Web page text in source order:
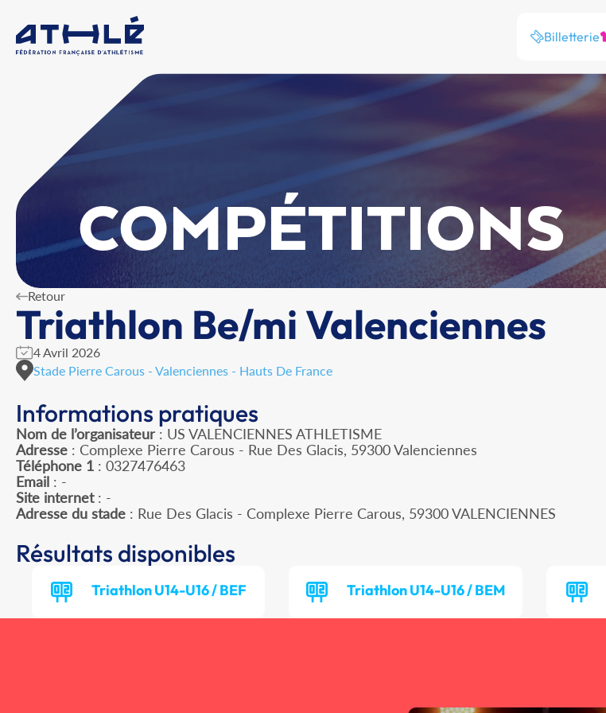
Billetterie
COMPÉTITIONS
Retour
Triathlon Be/mi Valenciennes
4 Avril 2026
Stade Pierre Carous - Valenciennes - Hauts De France
Informations pratiques
Nom de l’organisateur : US VALENCIENNES ATHLETISME
Adresse : Complexe Pierre Carous - Rue Des Glacis, 59300 Valenciennes
Téléphone 1 : 0327476463
Email : -
Site internet: -
Adresse du stade : Rue Des Glacis - Complexe Pierre Carous, 59300 VALENCIENNES
Résultats disponibles
Triathlon U14-U16 / BEF Triathlon U14-U16 / BEM